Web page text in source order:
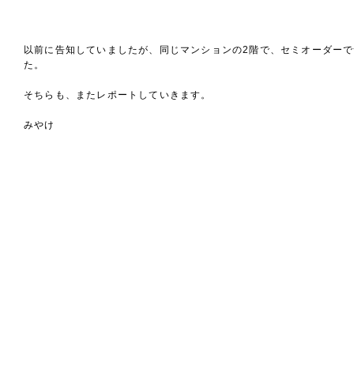
以前に告知していましたが、同じマンションの2階で、セミオーダー
た。
そちらも、またレポートしていきます。
みやけ